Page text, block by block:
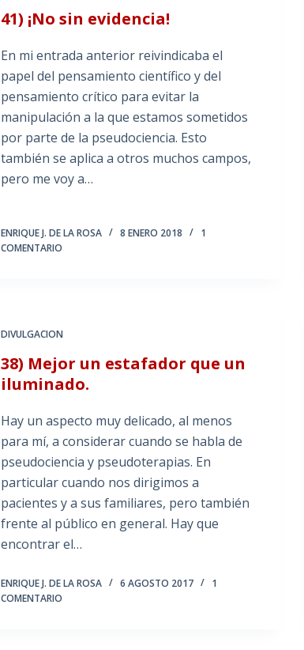
41) ¡No sin evidencia!
En mi entrada anterior reivindicaba el
papel del pensamiento científico y del
pensamiento crítico para evitar la
manipulación a la que estamos sometidos
por parte de la pseudociencia. Esto
también se aplica a otros muchos campos,
pero me voy a…
ENRIQUE J. DE LA ROSA 8 ENERO 2018
1
COMENTARIO
DIVULGACION
38) Mejor un estafador que un
iluminado.
Hay un aspecto muy delicado, al menos
para mí, a considerar cuando se habla de
pseudociencia y pseudoterapias. En
particular cuando nos dirigimos a
pacientes y a sus familiares, pero también
frente al público en general. Hay que
encontrar el…
ENRIQUE J. DE LA ROSA 6 AGOSTO 2017
1
COMENTARIO